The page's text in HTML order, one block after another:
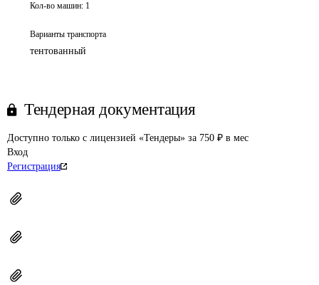
Кол-во машин: 1
Варианты транспорта
тентованный
Тендерная документация
Доступно только с лицензией «Тендеры» за 750 ₽ в мес
Вход
Регистрация